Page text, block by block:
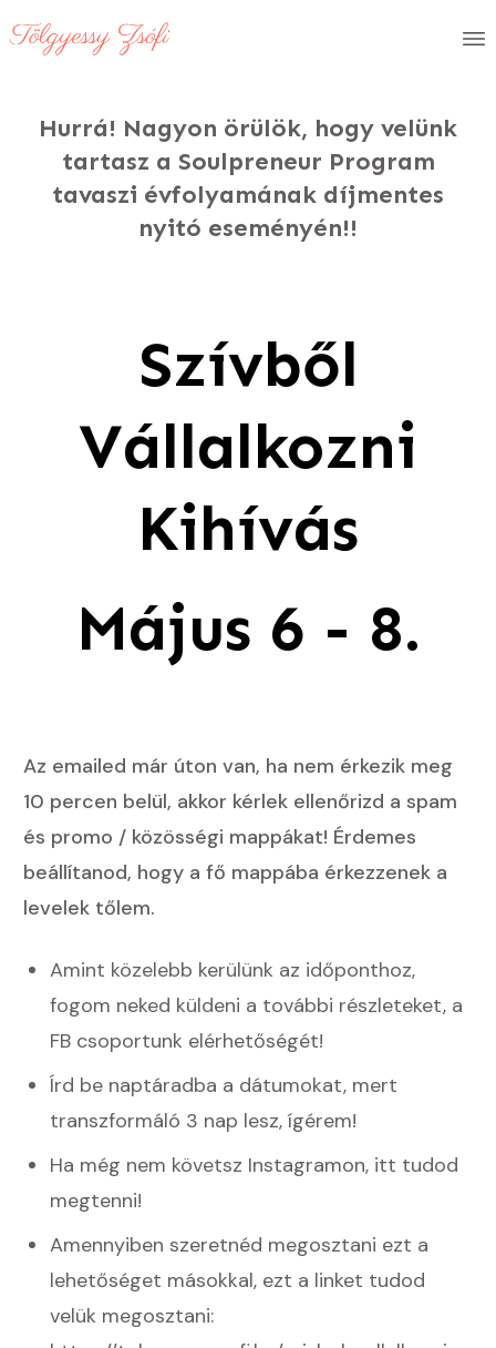
Hurrá! Nagyon örülök, hogy velünk
tartasz a Soulpreneur Program
tavaszi évfolyamának díjmentes
nyitó eseményén!!
Szívből
Vállalkozni
Kihívás
Május 6 - 8.
Az emailed már úton van, ha nem érkezik meg
10 percen belül, akkor kérlek ellenőrizd a spam
és promo / közösségi mappákat! Érdemes
beállítanod, hogy a fő mappába érkezzenek a
levelek tőlem.
Amint közelebb kerülünk az időponthoz,
fogom neked küldeni a további részleteket, a
FB csoportunk elérhetőségét!
Írd be naptáradba a dátumokat, mert
transzformáló 3 nap lesz, ígérem!
Ha még nem követsz Instagramon, itt tudod
megtenni!
Amennyiben szeretnéd megosztani ezt a
lehetőséget másokkal, ezt a linket tudod
velük megosztani: